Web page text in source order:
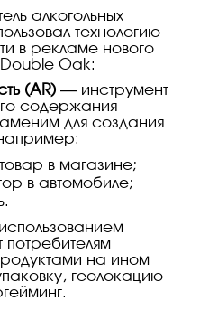
алкогольных
технологию
в рекламе нового
Oak:
(AR) — инструмент
содержания
для создания
в магазине;
в автомобиле;
потребителям
на ином
, геолокацию